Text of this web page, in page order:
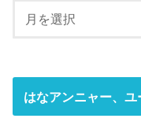
はなアンニャー、ユ